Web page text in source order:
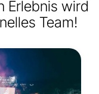
Erlebnis wird
Team!